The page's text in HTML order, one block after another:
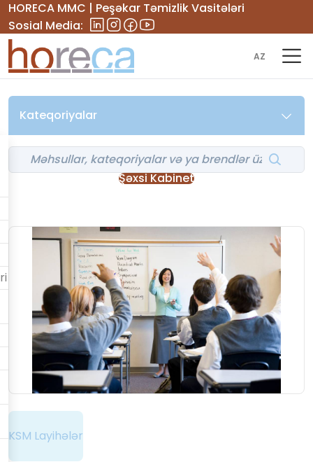
HORECA MMC | Peşəkar Təmizlik Vasitələri
Sosial Media:
AZ
Kateqoriyalar
Şəxsi Kabinet
KSM Layihələr